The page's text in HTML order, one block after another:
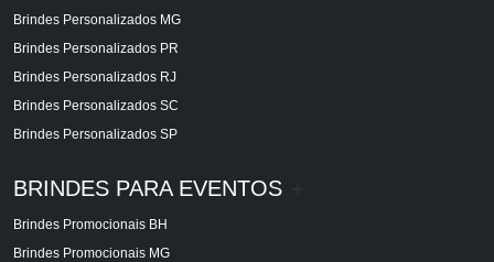
Brindes Personalizados MG
Brindes Personalizados PR
Brindes Personalizados RJ
Brindes Personalizados SC
Brindes Personalizados SP
BRINDES PARA EVENTOS
Brindes Promocionais BH
Brindes Promocionais MG